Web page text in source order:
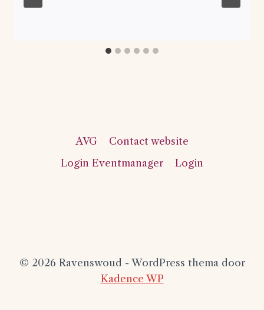
AVG
Contact website
Login Eventmanager
Login
© 2026 Ravenswoud - WordPress thema door
Kadence WP